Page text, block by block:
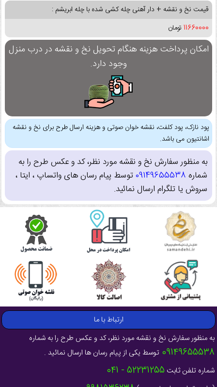
قیمت نخ و نقشه + دار آهنی چله کشی شده با چله ابریشم :
11660000 تومان
امکان پرداخت هزینه هنگام تحویل نخ و نقشه در درب منزل
وجود دارد.
پود نازک، پود کلفت، نقشه خوان صوتی و هزینه ارسال طرح برای نخ و نقشه
اشانتیون می باشد.
به منظور سفارش نخ و نقشه مورد نظر، کد و عکس طرح را به
شماره 09149655538توسط پیام رسان های واتساپ ، ایتا ،
سروش یا تلگرام ارسال نمائید.
ارتباط با ما
به منظور سفارش نخ و نقشه مورد نظر، کد و عکس طرح را به شماره
09149655538 توسط یکی از پیام رسان ها ارسال نمائید .
شماره تلفن ثابت 52231255 - 041